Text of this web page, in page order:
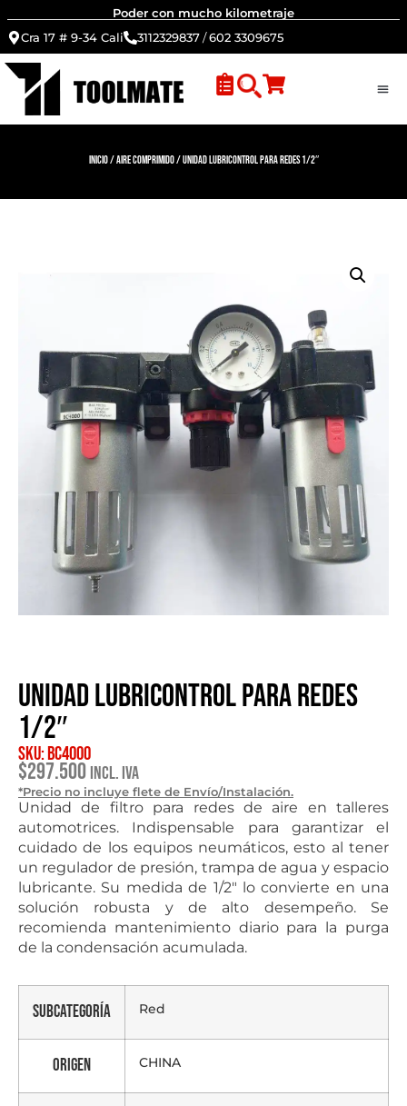
Poder con mucho kilometraje
Cra 17 # 9-34 Cali
3112329837/602 3309675
Inicio/Aire Comprimido/ Unidad Lubricontrol para redes 1/2″
Unidad Lubricontrol para redes
1/2″
SKU: BC4000
$297.500 Incl. IVA
*Precio no incluye flete de Envío/Instalación.
Unidad de filtro para redes de aire en talleres
automotrices. Indispensable para garantizar el
cuidado de los equipos neumáticos, esto al tener
un regulador de presión, trampa de agua y espacio
lubricante. Su medida de 1/2″ lo convierte en una
solución robusta y de alto desempeño. Se
recomienda mantenimiento diario para la purga
de la condensación acumulada.
Subcategoría Red
Origen CHINA